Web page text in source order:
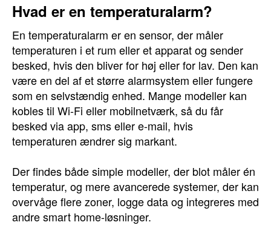
Hvad er en temperaturalarm?
En temperaturalarm er en sensor, der måler
temperaturen i et rum eller et apparat og sender
besked, hvis den bliver for høj eller for lav. Den kan
være en del af et større alarmsystem eller fungere
som en selvstændig enhed. Mange modeller kan
kobles til Wi-Fi eller mobilnetværk, så du får
besked via app, sms eller e-mail, hvis
temperaturen ændrer sig markant.
Der findes både simple modeller, der blot måler én
temperatur, og mere avancerede systemer, der kan
overvåge flere zoner, logge data og integreres med
andre smart home-løsninger.